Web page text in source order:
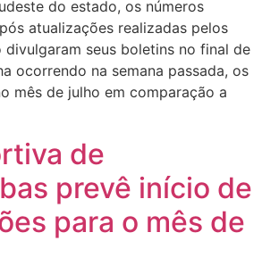
do estado, os números
atualizações realizadas pelos
divulgaram seus boletins no final de
ocorrendo na semana passada, os
mês de julho em comparação a
de
prevê início de
para o mês de